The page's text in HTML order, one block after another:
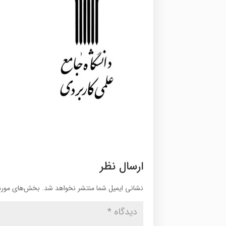
ارسال نظر
نشانی ایمیل شما منتشر نخواهد شد. بخش‌های